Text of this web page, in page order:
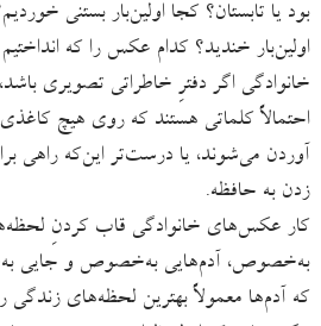
بود یا تابستان؟ کجا اولین‌بار بستنی
اولین‌بار خندید؟ کدام عکس را که انداختیم
خانوادگی اگر دفترِ خاطراتی تصویری
احتمالاً کلماتی هستند که روی هیچ کاغذی
آوردن می‌شوند، یا درست‌تر این‌که راهی
زدن به حافظه.
کار ‌‌عکس‌های خانوادگی قاب کردنِ
به‌خصوص، آدم‌هایی به‌خصوص و جایی
که آدم‌ها معمولاً بهترین لحظه‌های زندگی